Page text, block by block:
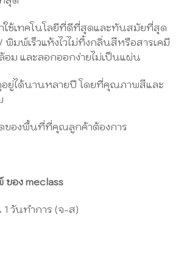
ใช้เทคโนโลยี​ที่ดีที่สุดและทันสมัยที่สุด
มพ์เร็วแห้งไวไม่ทิ้งกลิ่นสีหรือสารเคมี
อม และลอกออกง่ายไม่เป็นแผ่น
อยู่ได้นานหลายปี โดยที่คุณภาพสีและ
ของพื้นที่ที่คุณลูกค้าต้องการ
ของ meclass
1 วันทำการ (จ-ส)